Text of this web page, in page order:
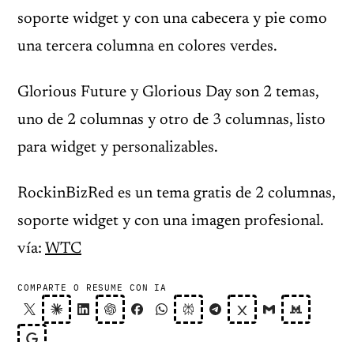
soporte widget y con una cabecera y pie como
una tercera columna en colores verdes.
Glorious Future y Glorious Day son 2 temas,
uno de 2 columnas y otro de 3 columnas, listo
para widget y personalizables.
RockinBizRed es un tema gratis de 2 columnas,
soporte widget y con una imagen profesional.
vía: WTC
COMPARTE O RESUME CON IA